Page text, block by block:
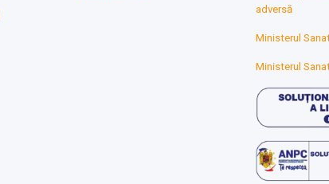
adversă
Ministerul
Ministerul